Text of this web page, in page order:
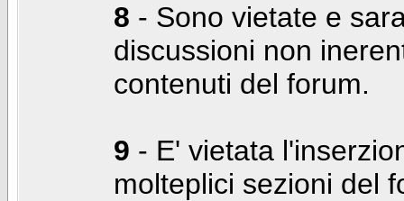
8 - Sono vietate e
discussioni non
contenuti del forum.
9 - E' vietata
molteplici sezioni del